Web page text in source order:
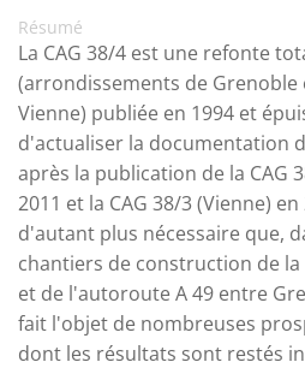
Résumé
La CAG 38/4 est une refonte
(arrondissements de Grenoble
Vienne) publiée en 1994 et
d'actualiser la documentation
après la publication de la CAG
2011 et la CAG 38/3 (Vienne)
d'autant plus nécessaire que,
chantiers de construction de la
et de l'autoroute A 49 entre
fait l'objet de nombreuses
dont les résultats sont restés